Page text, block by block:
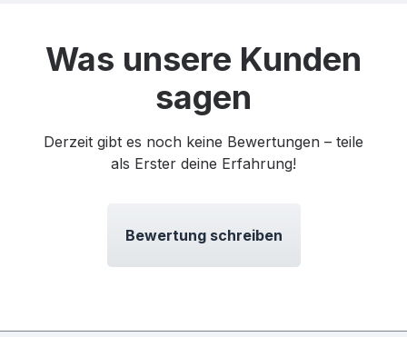
Was unsere Kunden
sagen
Derzeit gibt es noch keine Bewertungen – teile
als Erster deine Erfahrung!
Bewertung schreiben